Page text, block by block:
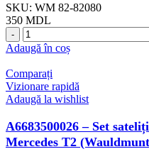
SKU: WM 82-82080
350 MDL
Adaugă în coș
Comparați
Vizionare rapidă
Adaugă la wishlist
A6683500026 – Set
Mercedes T2